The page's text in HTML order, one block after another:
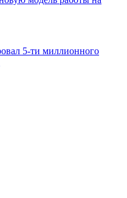
5-ти миллионного